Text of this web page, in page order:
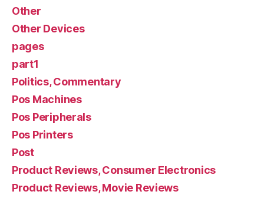
Other
Other Devices
pages
part1
Politics, Commentary
Pos Machines
Pos Peripherals
Pos Printers
Post
Product Reviews, Consumer Electronics
Product Reviews, Movie Reviews